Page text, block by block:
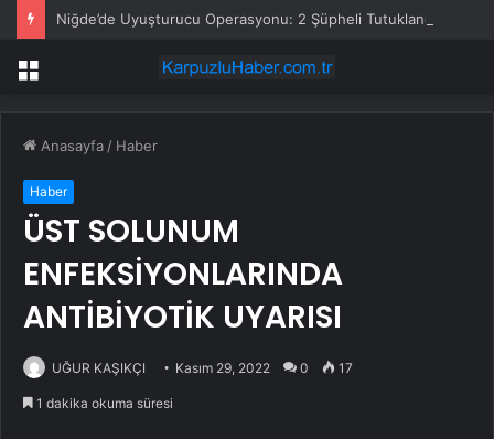
Niğde’de Uyuşturucu Operasyonu: 2 Şüpheli Tutuklandı
Menü
Anasayfa / Haber
Haber
ÜST SOLUNUM
ENFEKSİYONLARINDA
ANTİBİYOTİK UYARISI
UĞUR KAŞIKÇI Kasım 29, 2022 0 17
1 dakika okuma süresi